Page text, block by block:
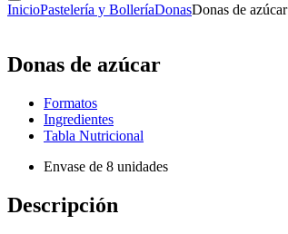
InicioPastelería y BolleríaDonasDonas de azúcar
Donas de azúcar
Formatos
Ingredientes
Tabla Nutricional
Envase de 8 unidades
Descripción